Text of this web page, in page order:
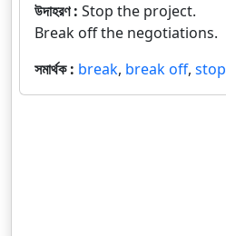
উদাহরণ : Stop the project.
Break off the negotiations.
সমার্থক : break, break off, stop